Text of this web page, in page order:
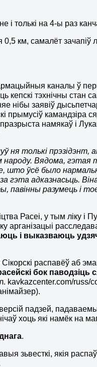
і толькі на 4-ы раз
км, самалёт
каналы ў
тэхнічны стан
нібы заявіў
прымусіў камандзіра
намякаў і
ня толькі прэзідэнт,
народу. Вядома, гэтая
што ўсё было
гэта адказнасьць.
павінны разумець і
Расеі, у тым ліку і
арганізацыі
і выказваюць
распавёў аб
бок
kavkazcenter.com/russ/
падзей,
хоць які намёк на
.
зьвесткі, якія